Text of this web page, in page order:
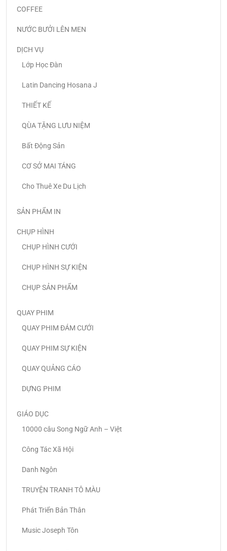
COFFEE
NƯỚC BƯỞI LÊN MEN
DỊCH VỤ
Lớp Học Đàn
Latin Dancing Hosana J
THIẾT KẾ
QÙA TẶNG LƯU NIỆM
Bất Động Sản
CƠ SỞ MAI TÁNG
Cho Thuê Xe Du Lịch
SẢN PHẨM IN
CHỤP HÌNH
CHỤP HÌNH CƯỚI
CHỤP HÌNH SỰ KIỆN
CHỤP SẢN PHẨM
QUAY PHIM
QUAY PHIM ĐÁM CƯỚI
QUAY PHIM SỰ KIỆN
QUAY QUẢNG CÁO
DỰNG PHIM
GIÁO DỤC
10000 câu Song Ngữ Anh – Việt
Công Tác Xã Hội
Danh Ngôn
TRUYỆN TRANH TÔ MÀU
Phát Triển Bản Thân
Music Joseph Tôn